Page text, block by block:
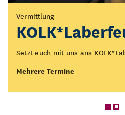
Vermittlung
Setzt euch mit uns ans
Mehrere Termine
Führung
Öffentliche
durch die
des Lebens“